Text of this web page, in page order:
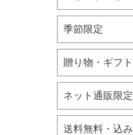
季節限定
贈り物・ギフト
ネット通販限定
送料無料・込み